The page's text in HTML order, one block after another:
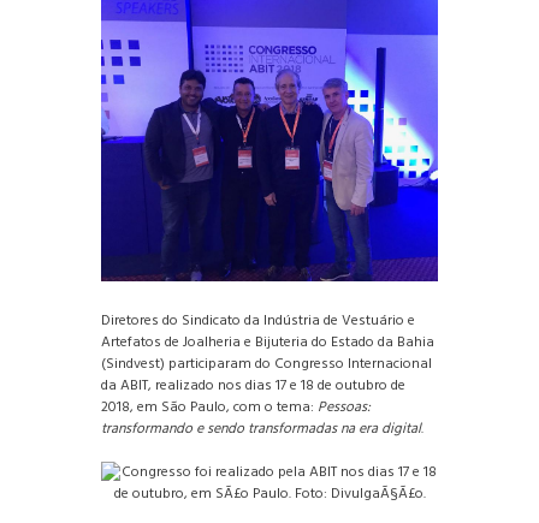
Diretores do Sindicato da Indústria de Vestuário e
Artefatos de Joalheria e Bijuteria do Estado da Bahia
(Sindvest) participaram do Congresso Internacional
da ABIT, realizado nos dias 17 e 18 de outubro de
2018, em São Paulo, com o tema: Pessoas:
transformando e sendo transformadas na era digital.